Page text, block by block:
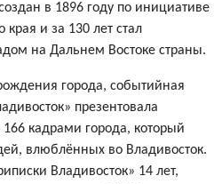
в 1896 году по инициативе
и за 130 лет стал
на Дальнем Востоке страны.
города, событийная
презентовала
кадрами города, который
влюблённых во Владивосток.
Владивосток» 14 лет,